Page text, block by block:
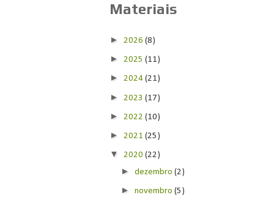
Materiais
► 2026(8)
► 2025(11)
► 2024(21)
► 2023(17)
► 2022(10)
► 2021(25)
▼ 2020(22)
►dezembro(2)
►novembro(5)